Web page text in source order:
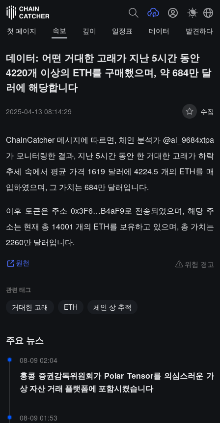
첫 페이지 속보 깊이 일정표 데이터 발견하다
데이터: 어떤 거대한 고래가 지난 5시간 동안
4220개 이상의 ETH를 구매했으며, 약 684만 달
러에 해당합니다
2025-04-13 08:14:29 수집
ChainCatcher 메시지에 따르면, 체인 분석가 @ai_9684xtpa
가 모니터링한 결과, 지난 5시간 동안 한 거대한 고래가 하락
추세 속에서 평균 가격 1619 달러에 4224.5 개의 ETH를 매
입하였으며, 그 가치는 684만 달러입니다.
이후 토큰은 주소 0x3F6…B4aF9로 전송되었으며, 해당 주
소는 현재 총 14001 개의 ETH를 보유하고 있으며, 총 가치는
2260만 달러입니다.
원천 위험 경고
관련 태그
거대한 고래 ETH 체인 상 추적
주요 뉴스
08-09 02:04
홍콩 증권감독위원회가 Polar Tensor를 의심스러운 가
상 자산 거래 플랫폼에 포함시켰습니다
08-09 01:53